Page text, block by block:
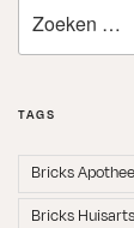
naar:
TAGS
Bricks
Bricks